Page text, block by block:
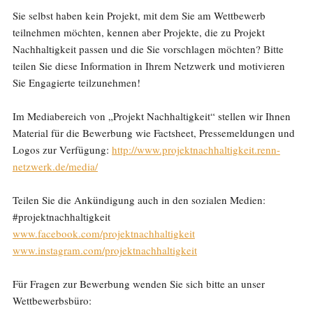
Sie selbst haben kein Projekt, mit dem Sie am Wettbewerb
teilnehmen möchten, kennen aber Projekte, die zu Projekt
Nachhaltigkeit passen und die Sie vorschlagen möchten? Bitte
teilen Sie diese Information in Ihrem Netzwerk und motivieren
Sie Engagierte teilzunehmen!
Im Mediabereich von „Projekt Nachhaltigkeit“ stellen wir Ihnen
Material für die Bewerbung wie Factsheet, Pressemeldungen und
Logos zur Verfügung: http://www.projektnachhaltigkeit.renn-
netzwerk.de/media/
Teilen Sie die Ankündigung auch in den sozialen Medien:
#projektnachhaltigkeit
www.facebook.com/projektnachhaltigkeit
www.instagram.com/projektnachhaltigkeit
Für Fragen zur Bewerbung wenden Sie sich bitte an unser
Wettbewerbsbüro: